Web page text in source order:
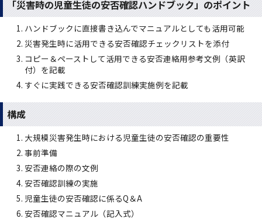
「災害時の児童生徒の安否確認ハンドブック」のポイント
ハンドブックに直接書き込んでマニュアルとしても活用可能
災害発生時に活用できる安否確認チェックリストを添付
コピー＆ペーストして活用できる安否連絡用参考文例（英訳
付）を記載
すぐに実践できる安否確認訓練実施例を記載
構成
大規模災害発生時における児童生徒の安否確認の重要性
事前準備
安否連絡の際の文例
安否確認訓練の実施
児童生徒の安否確認に係るQ＆A
安否確認マニュアル（記入式）